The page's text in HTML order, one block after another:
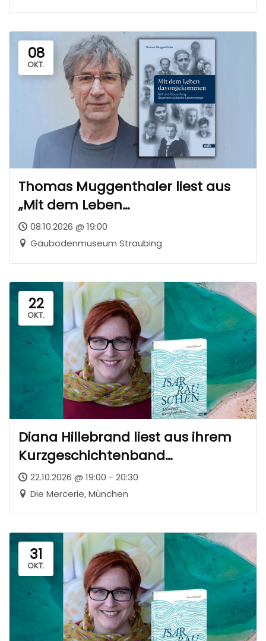
08
OKT.
Thomas Muggenthaler liest aus
„Mit dem Leben
davongekommen“
08.10.2026 @ 19:00
Gäubodenmuseum Straubing
22
OKT.
Diana Hillebrand liest aus ihrem
Kurzgeschichtenband
„Isarrauschen“
22.10.2026 @ 19:00 - 20:30
Die Mercerie, München
31
OKT.